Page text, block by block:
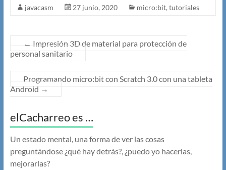
javacasm 27 junio, 2020 micro:bit,tutoriales
← Impresión 3D de material para protección de
personal sanitario
Programando micro:bit con Scratch 3.0 con una tableta
Android →
elCacharreo es …
Un estado mental, una forma de ver las cosas
preguntándose ¿qué hay detrás?, ¿puedo yo hacerlas,
mejorarlas?